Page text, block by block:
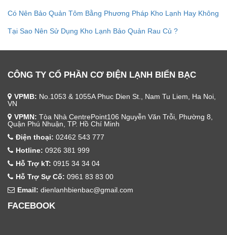
Có Nên Bảo Quản Tôm Bằng Phương Pháp Kho Lạnh Hay Không
Tại Sao Nên Sử Dụng Kho Lạnh Bảo Quản Rau Củ ?
CÔNG TY CỔ PHẦN CƠ ĐIỆN LẠNH BIỂN BẠC
VPMB: No.1053 & 1055A Phuc Dien St., Nam Tu Liem, Ha Noi,
VN
VPMN: Tòa Nhà CentrePoint106 Nguyễn Văn Trỗi, Phường 8,
Quận Phú Nhuận, TP. Hồ Chí Minh
Điện thoại: 02462 543 777
Hotline: 0926 381 999
Hỗ Trợ kT: 0915 34 34 04
Hỗ Trợ Sự Cố: 0961 83 83 00
Email: dienlanhbienbac@gmail.com
FACEBOOK